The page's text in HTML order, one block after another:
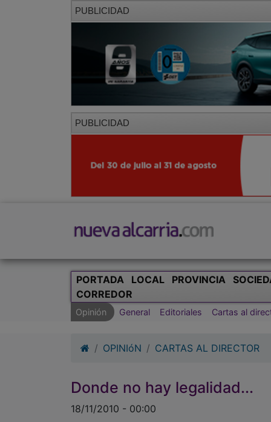
PUBLICIDAD
PUBLICIDAD
PORTADA LOCAL PROVINCIA
CORREDOR
Opinión General Editoriales Cartas al
OPINIóN CARTAS AL DIRECTOR
Donde no hay legalidad...
18/11/2010 - 00:00